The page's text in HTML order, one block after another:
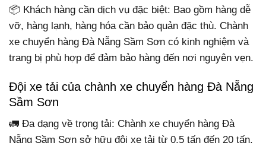
📦 Khách hàng cần dịch vụ đặc biệt: Bao gồm hàng dễ
vỡ, hàng lạnh, hàng hóa cần bảo quản đặc thù. Chành
xe chuyển hàng Đà Nẵng Sầm Sơn có kinh nghiệm và
trang bị phù hợp để đảm bảo hàng đến nơi nguyên vẹn.
Đội xe tải của chành xe chuyển hàng Đà Nẵng
Sầm Sơn
🚛 Đa dạng về trọng tải: Chành xe chuyển hàng Đà
Nẵng Sầm Sơn sở hữu đội xe tải từ 0,5 tấn đến 20 tấn,